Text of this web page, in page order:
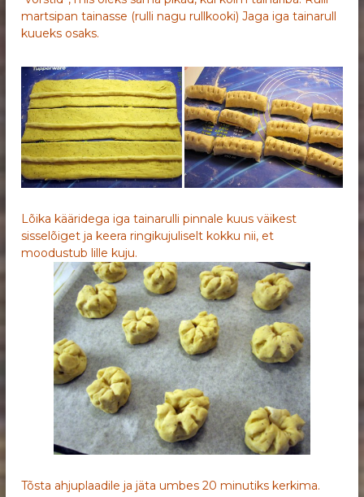
martsipan tainasse (rulli nagu rullkooki) Jaga iga tainarull
kuueks osaks.
Lõika kääridega iga tainarulli pinnale kuus väikest
sisselõiget ja keera ringikujuliselt kokku nii, et
moodustub lille kuju.
Tõsta ahjuplaadile ja jäta umbes 20 minutiks kerkima.